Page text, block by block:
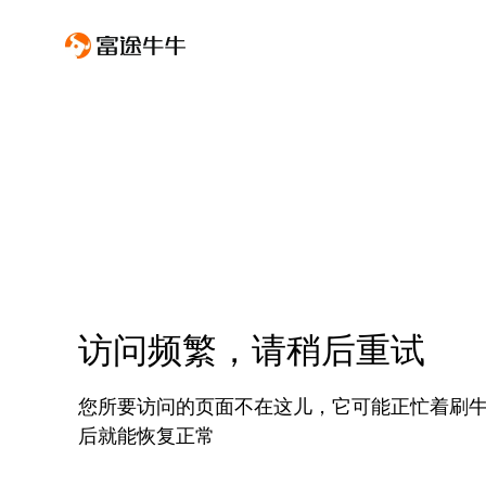
访问频繁，请稍后重试
您所要访问的页面不在这儿，它可能正忙着刷
后就能恢复正常